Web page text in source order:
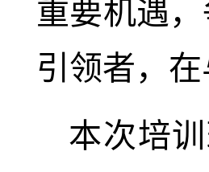
重要机遇
引领者，
本次培